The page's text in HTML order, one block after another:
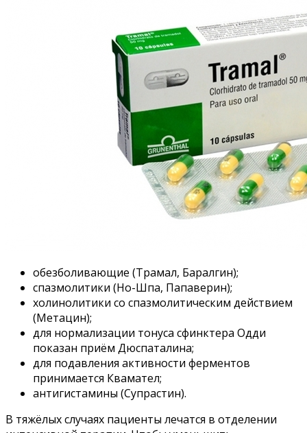
обезболивающие (Трамал, Баралгин);
спазмолитики (Но-Шпа, Папаверин);
холинолитики со спазмолитическим действием
(Метацин);
для нормализации тонуса сфинктера Одди
показан приём Дюспаталина;
для подавления активности ферментов
принимается Квамател;
антигистамины (Супрастин).
В тяжёлых случаях пациенты лечатся в отделении